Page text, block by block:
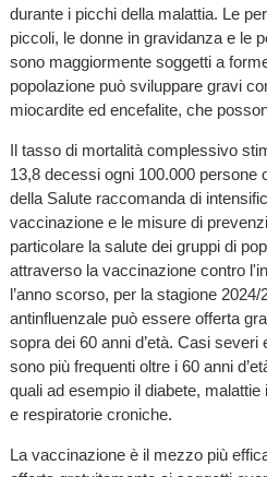
durante i picchi della malattia. Le
piccoli, le donne in gravidanza e le
sono maggiormente soggetti a
popolazione può sviluppare gravi
miocardite ed encefalite, che
Il tasso di mortalità complessivo
13,8 decessi ogni 100.000 persone
della Salute raccomanda di
vaccinazione e le misure di
particolare la salute dei gruppi di
attraverso la vaccinazione contro
l’anno scorso, per la stagione
antinfluenzale può essere offerta
sopra dei 60 anni d’età. Casi severi
sono più frequenti oltre i 60 anni
quali ad esempio il diabete,
e respiratorie croniche.
La vaccinazione è il mezzo più